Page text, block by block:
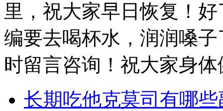
里，祝大家早日恢复！
编要去喝杯水，润润嗓
时留言咨询！祝大家身
长期吃他克莫司有哪